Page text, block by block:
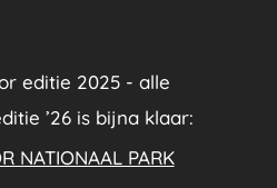
editie 2025 - alle
’26 is bijna klaar:
NATIONAAL PARK